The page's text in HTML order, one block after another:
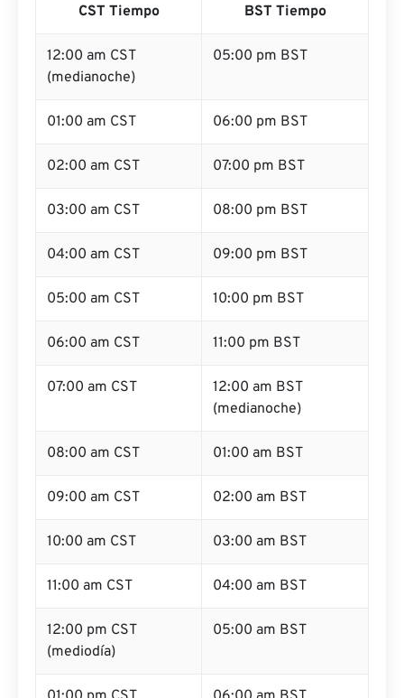
CST Tiempo BST Tiempo
12:00 am CST
(medianoche)
05:00 pm BST
01:00 am CST 06:00 pm BST
02:00 am CST 07:00 pm BST
03:00 am CST 08:00 pm BST
04:00 am CST 09:00 pm BST
05:00 am CST 10:00 pm BST
06:00 am CST 11:00 pm BST
07:00 am CST
12:00 am BST
(medianoche)
08:00 am CST 01:00 am BST
09:00 am CST 02:00 am BST
10:00 am CST 03:00 am BST
11:00 am CST 04:00 am BST
12:00 pm CST
(mediodía)
05:00 am BST